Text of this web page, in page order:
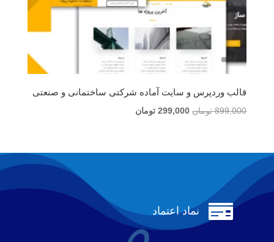
قالب وردپرس و سایت آماده شرکتی ساختمانی و صنعتی
899,000 تومان قیمت
بود.
299,000 تومانقیمت
است.
 نماد اعتماد